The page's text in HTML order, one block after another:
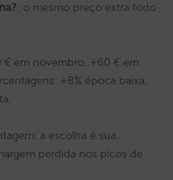
: o mesmo preço extra todo
€ em novembro, +60 € em
+8% época baixa,
a escolha é sua.
perdida nos picos de